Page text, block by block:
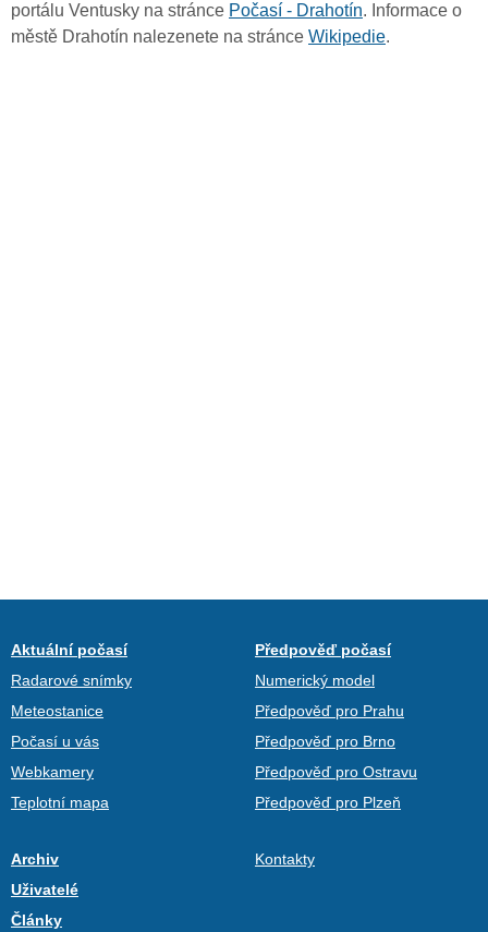
portálu Ventusky na stránce Počasí - Drahotín. Informace o
městě Drahotín nalezenete na stránce Wikipedie.
Aktuální počasí
Radarové snímky
Meteostanice
Počasí u vás
Webkamery
Teplotní mapa
Předpověď počasí
Numerický model
Předpověď pro Prahu
Předpověď pro Brno
Předpověď pro Ostravu
Předpověď pro Plzeň
Archiv
Uživatelé
Články
Kontakty